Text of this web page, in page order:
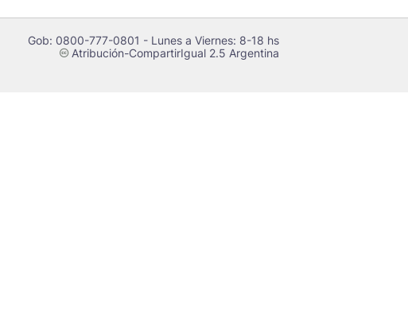
Gob: 0800-777-0801 - Lunes a Viernes: 8-18 hs
cAtribución-CompartirIgual 2.5 Argentina